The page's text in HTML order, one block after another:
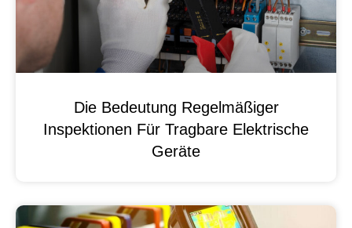
Die Bedeutung Regelmäßiger
Inspektionen Für Tragbare Elektrische
Geräte